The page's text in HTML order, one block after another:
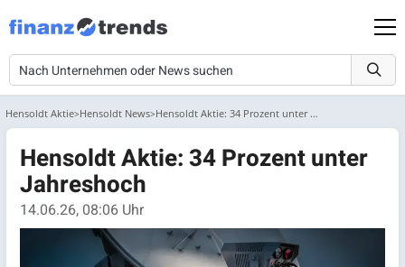
Hensoldt Aktie Hensoldt News Hensoldt Aktie: 34 Prozent unter Jahreshoch
Hensoldt Aktie: 34 Prozent unter
Jahreshoch
14.06.26, 08:06 Uhr